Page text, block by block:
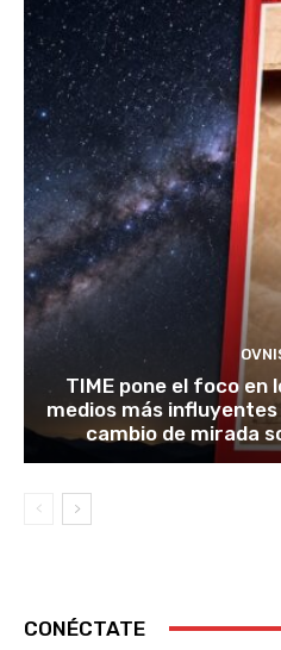
TIME pone el foco en
medios más
cambio de mirada
CONÉCTATE